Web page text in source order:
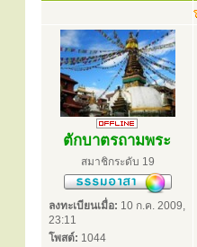
ตักบาตรถามพระ
สมาชิกระดับ 19
ลงทะเบียนเมื่อ: 10 ก.ค. 2009,
23:11
โพสต์: 1044